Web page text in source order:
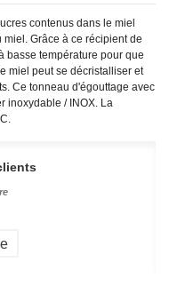
contenus dans le miel
Grâce à ce récipient de
basse température pour que
miel peut se décristalliser et
Ce tonneau d'égouttage avec
inoxydable / INOX. La